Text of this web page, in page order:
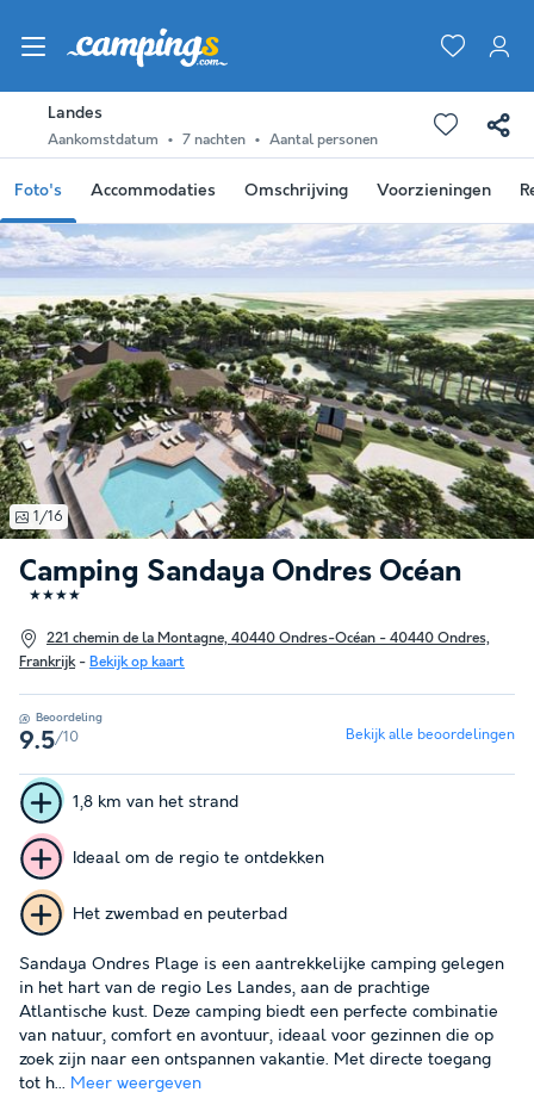
Landes
Aankomstdatum 7 nachten Aantal personen
Foto's Accommodaties Omschrijving Voorzieningen
Camping Sandaya Ondres Océan
★★★★
221 chemin de la Montagne, 40440 Ondres-Océan - 40440 Ondres,
Frankrijk- Bekijk op kaart
1/16
Beoordeling
9.5/10 Bekijk alle beoordelingen
1,8 km van het strand
Ideaal om de regio te ontdekken
Het zwembad en peuterbad
Sandaya Ondres Plage is een aantrekkelijke camping gelegen
in het hart van de regio Les Landes, aan de prachtige
Atlantische kust. Deze camping biedt een perfecte combinatie
van natuur, comfort en avontuur, ideaal voor gezinnen die op
zoek zijn naar een ontspannen vakantie. Met directe toegang
tot h... Meer weergeven